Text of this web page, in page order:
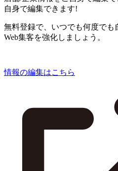
自身で編集できます!
無料登録で、いつでも何度でも
Web集客を強化しましょう。
情報の編集はこちら